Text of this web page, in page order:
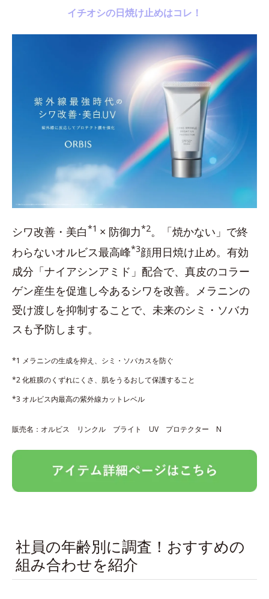
イチオシの日焼け止めはコレ！
シワ改善・美白*1 × 防御力*2。「焼かない」で終
わらないオルビス最高峰*3顔用日焼け止め。有効
成分「ナイアシンアミド」配合で、真皮のコラー
ゲン産生を促進し今あるシワを改善。メラニンの
受け渡しを抑制することで、未来のシミ・ソバカ
スも予防します。
*1 メラニンの生成を抑え、シミ・ソバカスを防ぐ
*2 化粧膜のくずれにくさ、肌をうるおして保護すること
*3 オルビス内最高の紫外線カットレベル
販売名：オルビス リンクル ブライト UV プロテクター N
社員の年齢別に調査！おすすめの
組み合わせを紹介